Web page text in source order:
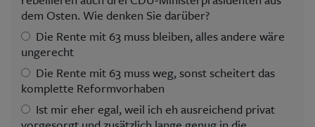
dem Osten. Wie denken Sie darüber?
Die Rente mit 63 muss bleiben, alles andere wäre
ungerecht
Die Rente mit 63 muss weg, sonst scheitert das
komplette Reformvorhaben
Ist mir eher egal, weil ich eh ausreichend privat